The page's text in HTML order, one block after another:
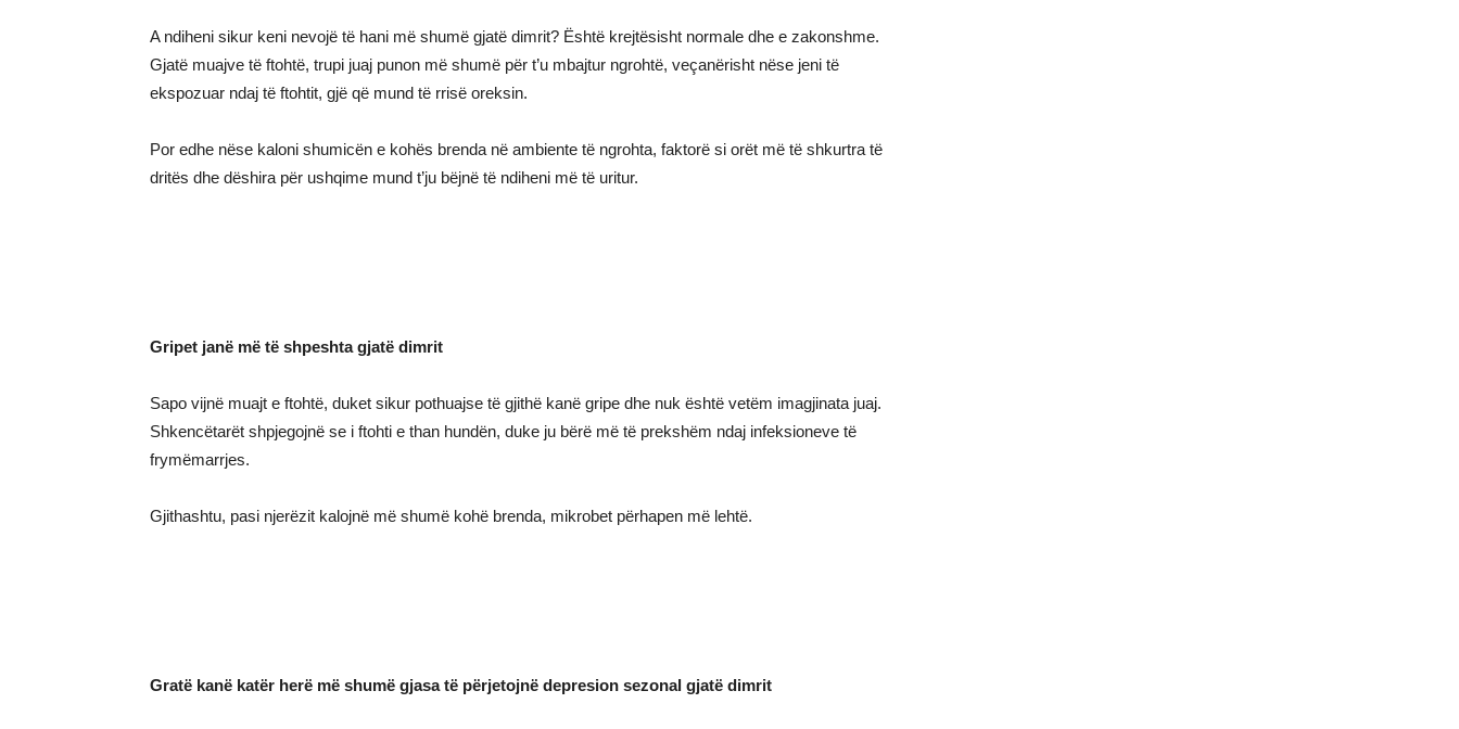
A ndiheni sikur keni nevojë të hani më shumë gjatë dimrit? Është krejtësisht normale dhe e zakonshme.
Gjatë muajve të ftohtë, trupi juaj punon më shumë për t’u mbajtur ngrohtë, veçanërisht nëse jeni të
ekspozuar ndaj të ftohtit, gjë që mund të rrisë oreksin.
Por edhe nëse kaloni shumicën e kohës brenda në ambiente të ngrohta, faktorë si orët më të shkurtra të
dritës dhe dëshira për ushqime mund t’ju bëjnë të ndiheni më të uritur.
Gripet janë më të shpeshta gjatë dimrit
Sapo vijnë muajt e ftohtë, duket sikur pothuajse të gjithë kanë gripe dhe nuk është vetëm imagjinata juaj.
Shkencëtarët shpjegojnë se i ftohti e than hundën, duke ju bërë më të prekshëm ndaj infeksioneve të
frymëmarrjes.
Gjithashtu, pasi njerëzit kalojnë më shumë kohë brenda, mikrobet përhapen më lehtë.
Gratë kanë katër herë më shumë gjasa të përjetojnë depresion sezonal gjatë dimrit